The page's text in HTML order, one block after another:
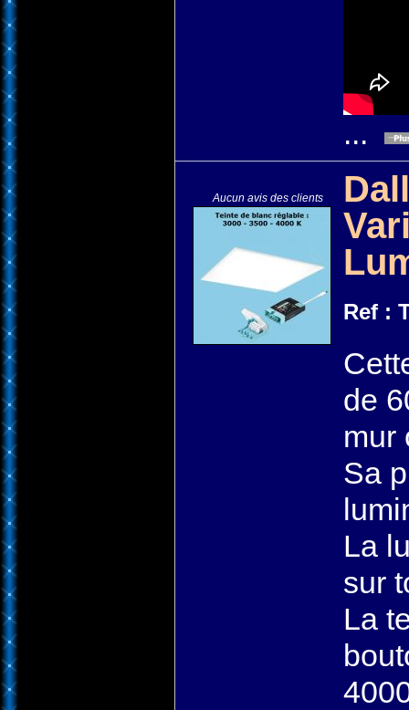
...
Aucun avis des clients
Ref :
de
mur
Sa
La
sur
La